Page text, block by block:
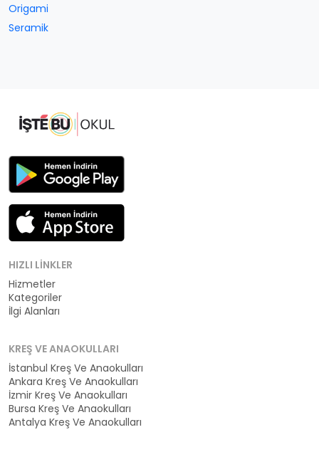
Origami
Seramik
HIZLI LINKLER
Hizmetler
Kategoriler
İlgi Alanları
KREŞ VE ANAOKULLARI
İstanbul Kreş Ve Anaokulları
Ankara Kreş Ve Anaokulları
İzmir Kreş Ve Anaokulları
Bursa Kreş Ve Anaokulları
Antalya Kreş Ve Anaokulları